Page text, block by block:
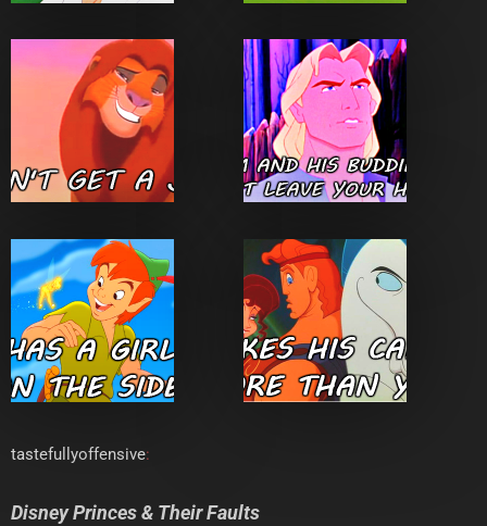
tastefullyoffensive:
Disney Princes & Their Faults